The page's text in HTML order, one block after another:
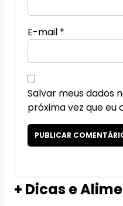
E-mail *
Salvar meus dados
próxima vez que eu
+ Dicas e